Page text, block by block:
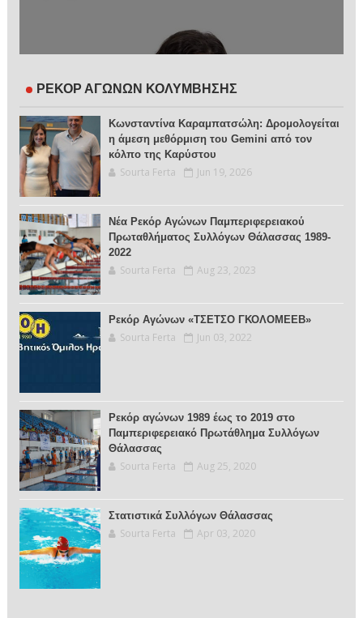
ΡΕΚΟΡ ΑΓΩΝΩΝ ΚΟΛΥΜΒΗΣΗΣ
Κωνσταντίνα Καραμπατσώλη: Δρομολογείται
η άμεση μεθόρμιση του Gemini από τον
κόλπο της Καρύστου
Sourta Ferta Jun 19, 2026
Νέα Ρεκόρ Αγώνων Παμπεριφερειακού
Πρωταθλήματος Συλλόγων Θάλασσας 1989-
2022
Sourta Ferta Aug 23, 2023
Ρεκόρ Αγώνων «ΤΣΕΤΣΟ ΓΚΟΛΟΜΕΕΒ»
Sourta Ferta Jun 03, 2022
Ρεκόρ αγώνων 1989 έως το 2019 στο
Παμπεριφερειακό Πρωτάθλημα Συλλόγων
Θάλασσας
Sourta Ferta Aug 25, 2020
Στατιστικά Συλλόγων Θάλασσας
Sourta Ferta Apr 03, 2020